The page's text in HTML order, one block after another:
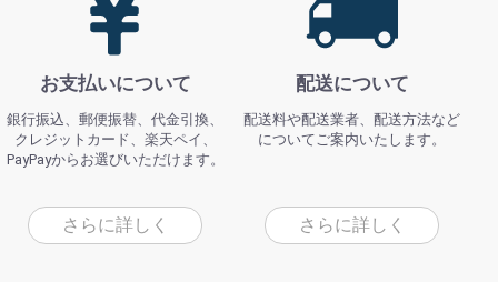
お支払いについて
銀行振込、郵便振替、代金引換、
クレジットカード、楽天ペイ、
PayPayからお選びいただけます。
さらに詳しく
配送について
配送料や配送業者、配送方法など
についてご案内いたします。
さらに詳しく